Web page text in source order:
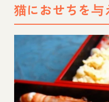
猫におせちを与